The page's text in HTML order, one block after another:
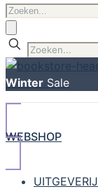
Producten
zoeken
Winter Sale
WEBSHOP
UITGEVERIJ